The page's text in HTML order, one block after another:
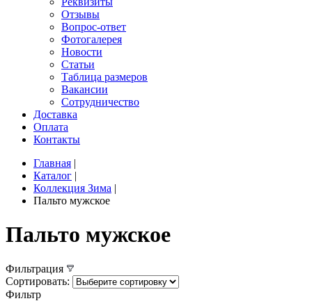
Отзывы
Вопрос-ответ
Фотогалерея
Новости
Статьи
Таблица размеров
Вакансии
Сотрудничество
Доставка
Оплата
Контакты
Главная |
Каталог |
Коллекция Зима |
Пальто мужское
Пальто мужское
Фильтрация
Сортировать:
Фильтр